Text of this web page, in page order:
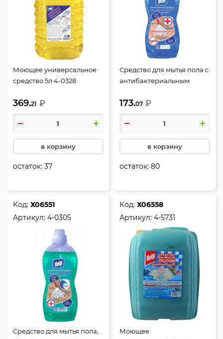
Моющее универсальное
средство 5л 4-0328
369.21 ₽
в корзину
остаток:37
Средство для мытья пола с
антибактериальным
4-0302
173.07 ₽
в корзину
остаток:80
Код:Х06551
Артикул:4-0305
Средство для мытья пола,
Код:Х06558
Артикул:4-5731
Моющее